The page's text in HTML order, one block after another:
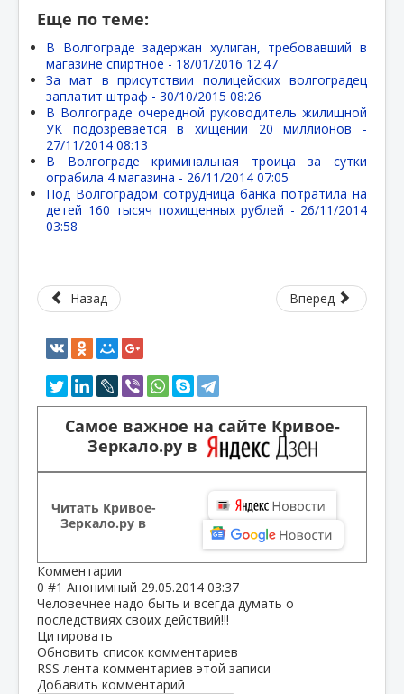
Еще по теме:
В Волгограде задержан хулиган, требовавший в
магазине спиртное - 18/01/2016 12:47
За мат в присутствии полицейских волгоградец
заплатит штраф - 30/10/2015 08:26
В Волгограде очередной руководитель жилищной
УК подозревается в хищении 20 миллионов -
27/11/2014 08:13
В Волгограде криминальная троица за сутки
ограбила 4 магазина - 26/11/2014 07:05
Под Волгоградом сотрудница банка потратила на
детей 160 тысяч похищенных рублей - 26/11/2014
03:58
Назад Вперед
Самое важное на сайте Кривое-
Зеркало.ру в
Читать Кривое-
Зеркало.ру в
Комментарии
0 #1 Анонимный 29.05.2014 03:37
Человечнее надо быть и всегда думать о
последствиях своих действий!!!
Цитировать
Обновить список комментариев
RSS лента комментариев этой записи
Добавить комментарий